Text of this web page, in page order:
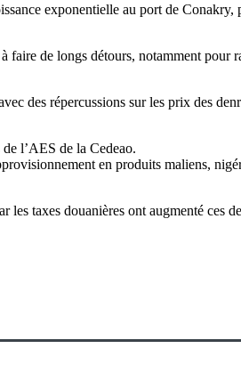
exponentielle au port de Conakry,
de longs détours, notamment pour
des répercussions sur les prix des
l’AES de la Cedeao.
en produits maliens,
taxes douanières ont augmenté ces